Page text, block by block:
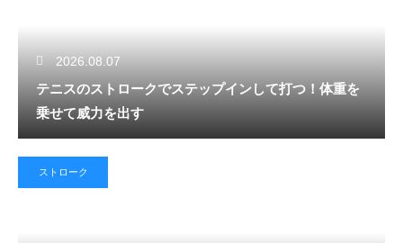
2026.08.07
テニスのストロークでステップインして打つ！体重を
乗せて威力を出す
ストローク